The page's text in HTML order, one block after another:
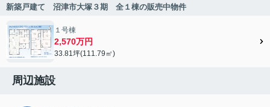
新築戸建て 沼津市大塚３期 全１棟の販売中物件
１号棟
2,570万円
33.81坪(111.79㎡)
周辺施設